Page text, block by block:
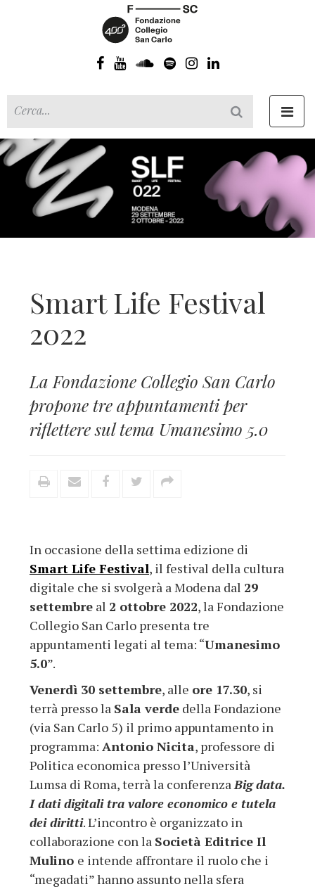
Smart Life Festival
2022
La Fondazione Collegio San Carlo
propone tre appuntamenti per
riflettere sul tema Umanesimo 5.0
In occasione della settima edizione di
Smart Life Festival, il festival della cultura
digitale che si svolgerà a Modena dal 29
settembre al 2 ottobre 2022, la Fondazione
Collegio San Carlo presenta tre
appuntamenti legati al tema: “Umanesimo
5.0”.
Venerdì 30 settembre, alle ore 17.30, si
terrà presso la Sala verde della Fondazione
(via San Carlo 5) il primo appuntamento in
programma: Antonio Nicita, professore di
Politica economica presso l’Università
Lumsa di Roma, terrà la conferenzaBig data.
I dati digitali tra valore economico e tutela
dei diritti. L’incontro è organizzato in
collaborazione con la Società Editrice Il
Mulino e intende affrontare il ruolo che i
“megadati” hanno assunto nella sfera